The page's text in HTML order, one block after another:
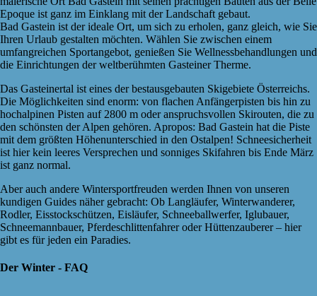
Epoque ist ganz im Einklang mit der Landschaft gebaut.
Bad Gastein ist der ideale Ort, um sich zu erholen, ganz gleich, wie Sie
Ihren Urlaub gestalten möchten. Wählen Sie zwischen einem
umfangreichen Sportangebot, genießen Sie Wellnessbehandlungen und
die Einrichtungen der weltberühmten Gasteiner Therme.
Das Gasteinertal ist eines der bestausgebauten Skigebiete Österreichs.
Die Möglichkeiten sind enorm: von flachen Anfängerpisten bis hin zu
hochalpinen Pisten auf 2800 m oder anspruchsvollen Skirouten, die zu
den schönsten der Alpen gehören. Apropos: Bad Gastein hat die Piste
mit dem größten Höhenunterschied in den Ostalpen! Schneesicherheit
ist hier kein leeres Versprechen und sonniges Skifahren bis Ende März
ist ganz normal.
Aber auch andere Wintersportfreuden werden Ihnen von unseren
kundigen Guides näher gebracht: Ob Langläufer, Winterwanderer,
Rodler, Eisstockschützen, Eisläufer, Schneeballwerfer, Iglubauer,
Schneemannbauer, Pferdeschlittenfahrer oder Hüttenzauberer – hier
gibt es für jeden ein Paradies.
Der Winter - FAQ